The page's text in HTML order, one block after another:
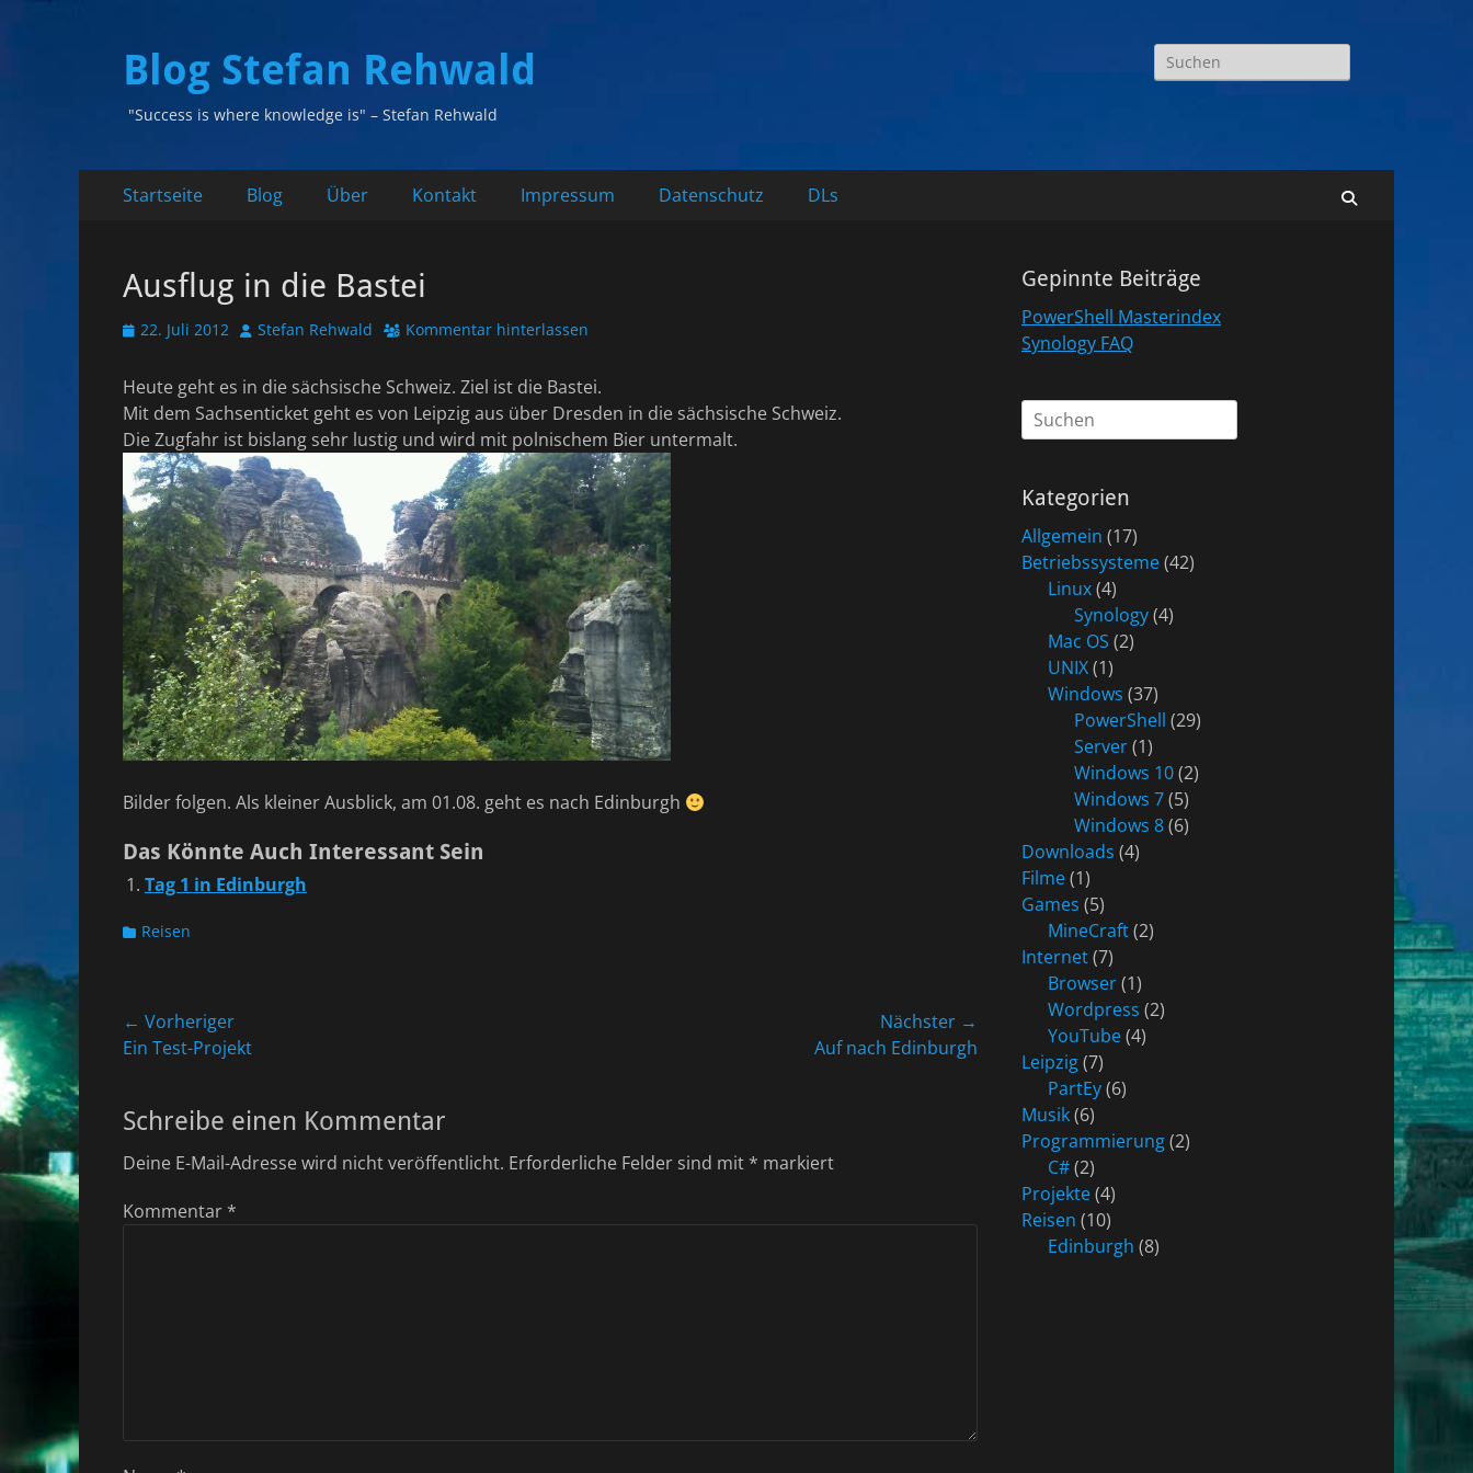
Blog Stefan Rehwald
"Success is where knowledge is" – Stefan Rehwald
Suchen
nach:
Primäres
Inhalt
Startseite Blog Über Kontakt Impressum Datenschutz DLs
Ausflug in die Bastei
Veröffentlicht
22. Juli 2012 AutorStefan Rehwald Kommentar hinterlassen
Heute geht es in die sächsische Schweiz. Ziel ist die Bastei.
Mit dem Sachsenticket geht es von Leipzig aus über Dresden in die sächsische Schweiz.
Die Zugfahr ist bislang sehr lustig und wird mit polnischem Bier untermalt.
Bilder folgen. Als kleiner Ausblick, am 01.08. geht es nach Edinburgh
Das Könnte Auch Interessant Sein
Tag 1 in Edinburgh
Kategorien
Reisen
Beitragsnavigation
← Vorheriger
Vorheriger
Ein Test-Projekt
Nächster →
Auf nach Edinburgh
Schreibe einen Kommentar
Deine E-Mail-Adresse wird nicht veröffentlicht. Erforderliche Felder sind mit * markiert
Kommentar *
Gepinnte Beiträge
PowerShell Masterindex
Synology FAQ
Suchen
nach:
Kategorien
Allgemein (17)
Betriebssysteme(42)
Linux(4)
Synology(4)
Mac OS (2)
UNIX(1)
Windows (37)
PowerShell (29)
Server(1)
Windows 10(2)
Windows 7(5)
Windows 8(6)
Downloads (4)
Filme(1)
Games (5)
MineCraft(2)
Internet(7)
Browser(1)
Wordpress (2)
YouTube(4)
Leipzig(7)
PartEy(6)
Musik(6)
Programmierung(2)
C#(2)
Projekte(4)
Reisen (10)
Edinburgh (8)